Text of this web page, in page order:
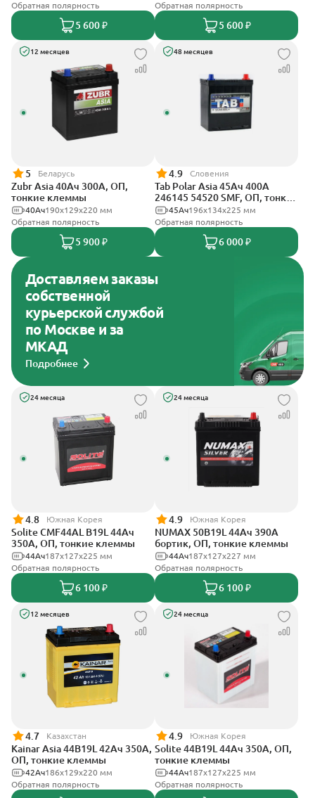
Обратная полярность
5 600 ₽
Обратная полярность
5 600 ₽
12 месяцев
5 Беларусь
Zubr Asia 40Ач 300А, ОП,
тонкие клеммы
190x129x220 мм
40Ач
Обратная полярность
5 900 ₽
48 месяцев
4.9 Словения
Tab Polar Asia 45Ач 400А
246145 54520 SMF, ОП, тонкие
клеммы196x134x225 мм
45Ач
Обратная полярность
6 000 ₽
Доставляем заказы
собственной
курьерской службой
по Москве и за
МКАД
Подробнее
24 месяца
4.8 Южная Корея
Solite CMF44AL B19L 44Ач
350А, ОП, тонкие клеммы
187x127x225 мм
44Ач
Обратная полярность
6 100 ₽
24 месяца
4.9 Южная Корея
NUMAX 50B19L 44Ач 390А
бортик, ОП, тонкие клеммы
187х127х227 мм
44Ач
Обратная полярность
6 100 ₽
12 месяцев
4.7 Казахстан
Kainar Asia 44B19L 42Ач 350А,
ОП, тонкие клеммы
186х129х220 мм
42Ач
Обратная полярность
24 месяца
4.9 Южная Корея
Solite 44B19L 44Ач 350А, ОП,
тонкие клеммы
187x127x225 мм
44Ач
Обратная полярность